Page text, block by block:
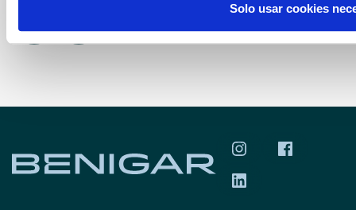
Solo usar cookies
SÍGUENOS EN
SÍGUENOS
SÍGUENOS EN